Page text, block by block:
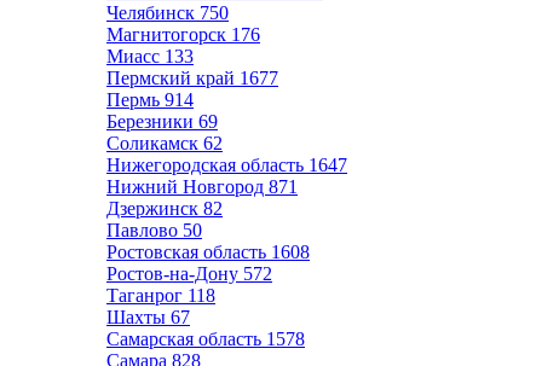
Челябинск 750
Магнитогорск 176
Миасс 133
Пермский край 1677
Пермь 914
Березники 69
Соликамск 62
Нижегородская область 1647
Нижний Новгород 871
Дзержинск 82
Павлово 50
Ростовская область 1608
Ростов-на-Дону 572
Таганрог 118
Шахты 67
Самарская область 1578
Самара 828